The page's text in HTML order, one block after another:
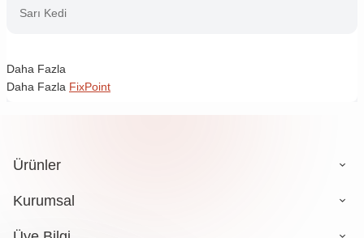
Sarı Kedi
Daha Fazla
Daha Fazla FixPoint
Ürünler
Kurumsal